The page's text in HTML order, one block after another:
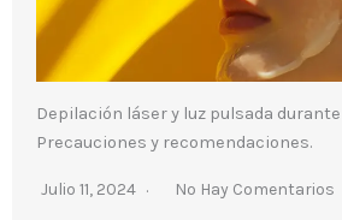
Depilación láser y luz pulsada
Precauciones y recomendaciones.
Julio 11, 2024 No Hay Comentarios